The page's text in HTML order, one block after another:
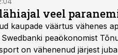
veel
kaupade väärtus vähenes
peaökonomist
on vähenenud järjest